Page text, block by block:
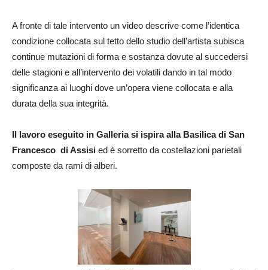
A fronte di tale intervento un video descrive come l’identica
condizione collocata sul tetto dello studio dell’artista subisca
continue mutazioni di forma e sostanza dovute al succedersi
delle stagioni e all’intervento dei volatili dando in tal modo
significanza ai luoghi dove un’opera viene collocata e alla
durata della sua integrità.
Il lavoro eseguito in Galleria si ispira alla Basilica di San
Francesco di Assisi ed è sorretto da costellazioni parietali
composte da rami di alberi.